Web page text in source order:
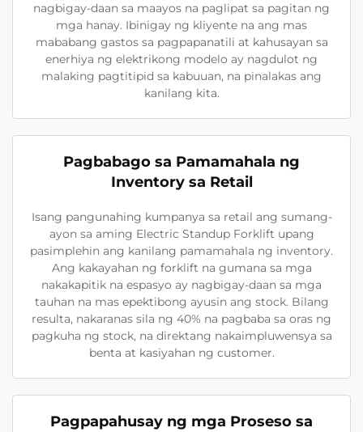
nagbigay-daan sa maayos na paglipat sa pagitan ng
mga hanay. Ibinigay ng kliyente na ang mas
mababang gastos sa pagpapanatili at kahusayan sa
enerhiya ng elektrikong modelo ay nagdulot ng
malaking pagtitipid sa kabuuan, na pinalakas ang
kanilang kita.
Pagbabago sa Pamamahala ng
Inventory sa Retail
Isang pangunahing kumpanya sa retail ang sumang-
ayon sa aming Electric Standup Forklift upang
pasimplehin ang kanilang pamamahala ng inventory.
Ang kakayahan ng forklift na gumana sa mga
nakakapitik na espasyo ay nagbigay-daan sa mga
tauhan na mas epektibong ayusin ang stock. Bilang
resulta, nakaranas sila ng 40% na pagbaba sa oras ng
pagkuha ng stock, na direktang nakaimpluwensya sa
benta at kasiyahan ng customer.
Pagpapahusay ng mga Proseso sa